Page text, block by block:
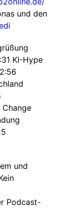
und den
KI-Hype
und
Podcast-